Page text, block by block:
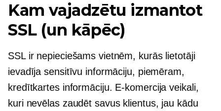
Kam vajadzētu izmantot
SSL (un kāpēc)
SSL ir nepieciešams vietnēm, kurās lietotāji
ievadīja sensitīvu informāciju, piemēram,
kredītkartes informāciju. E-komercija veikali,
kuri nevēlas zaudēt savus klientus, jau kādu